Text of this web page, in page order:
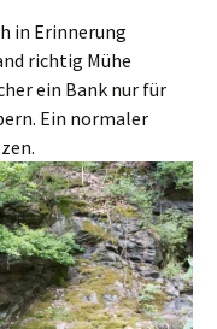
in Erinnerung
richtig Mühe
ein Bank nur für
Ein normaler